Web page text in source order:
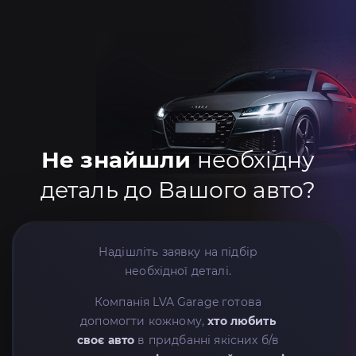
Не знайшлинеобхідну
деталь до Вашого авто?
Надішліть заявку на підбір
необхідної деталі.
Компанія LVA Garage готова
допомогти кожному,хто любить
своє авто в придбанні якісних б/в